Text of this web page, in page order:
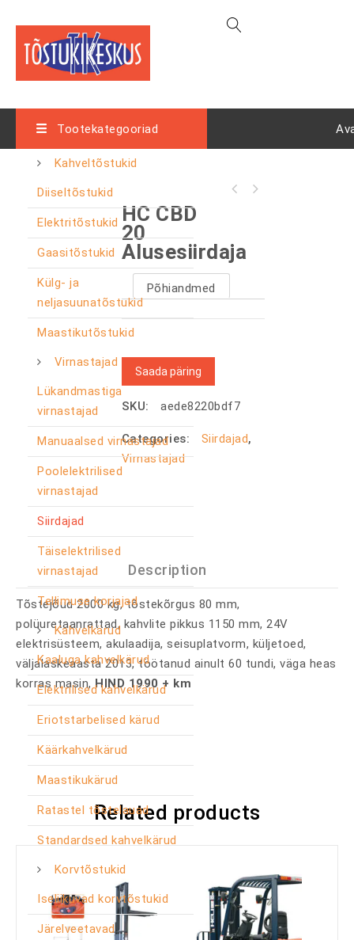
Tootekategooriad
Kahveltõstukid
Diiseltõstukid
Elektritõstukid
Gaasitõstukid
Külg- ja
neljasuunatõstukid
Maastikutõstukid
Virnastajad
Lükandmastiga
virnastajad
Manuaalsed virnastajad
Poolelektrilised
virnastajad
Siirdajad
Täiselektrilised
virnastajad
Tellimuse korjajad
Kahvelkärud
Kaaluga kahvelkärud
Elektrilised kahvelkärud
Eriotstarbelised kärud
Käärkahvelkärud
Maastikukärud
Ratastel tõstelauad
Standardsed kahvelkärud
Korvtõstukid
Iseliikuvad korvtõstukid
Järelveetavad
HC CBD
20
Alusesiirdaja
Põhiandmed
Saada päring
SKU: aede8220bdf7
Categories: Siirdajad,
Virnastajad
Description
Tõstejõud 2000 kg, tõstekõrgus 80 mm,
polüuretaanrattad, kahvlite pikkus 1150 mm, 24V
elektrisüsteem, akulaadija, seisuplatvorm, küljetoed,
väljalaskeaasta 2013, töötanud ainult 60 tundi, väga heas
korras masin, HIND 1990 + km
Related products